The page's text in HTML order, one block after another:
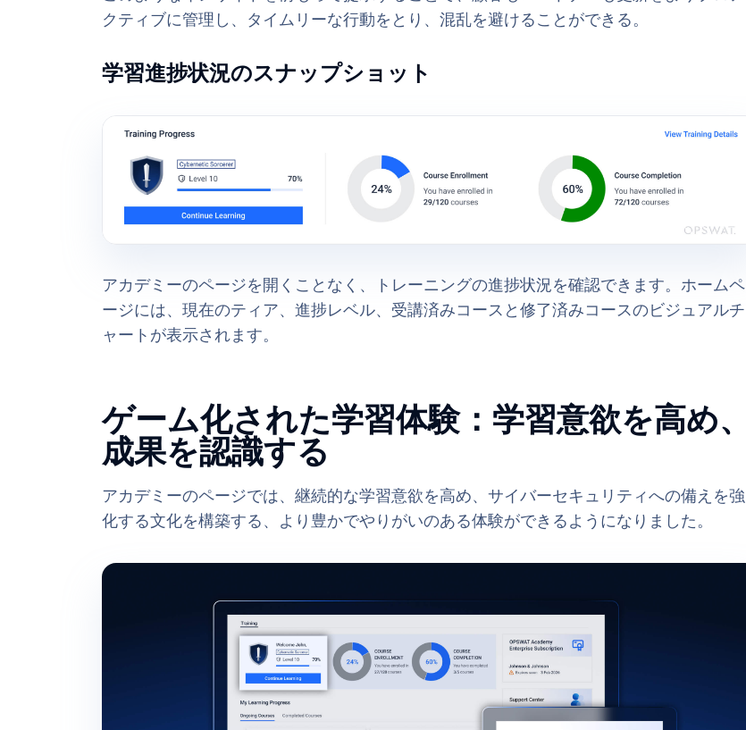
クティブに管理し、タイムリーな行動をとり、混乱を避けることができる。
学習進捗状況のスナップショット
アカデミーのページを開くことなく、トレーニングの進捗状況を確認できます。ホームペ
ージには、現在のティア、進捗レベル、受講済みコースと修了済みコースのビジュアルチ
ャートが表示されます。
ゲーム化された学習体験：学習意欲を高め、
成果を認識する
アカデミーのページでは、継続的な学習意欲を高め、サイバーセキュリティへの備えを強
化する文化を構築する、より豊かでやりがいのある体験ができるようになりました。